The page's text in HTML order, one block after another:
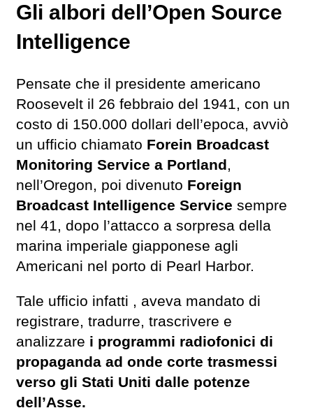
Gli albori dell’Open Source
Intelligence
Pensate che il presidente americano
Roosevelt il 26 febbraio del 1941, con un
costo di 150.000 dollari dell’epoca, avviò
un ufficio chiamato Forein Broadcast
Monitoring Service a Portland,
nell’Oregon, poi divenuto Foreign
Broadcast Intelligence Service sempre
nel 41, dopo l’attacco a sorpresa della
marina imperiale giapponese agli
Americani nel porto di Pearl Harbor.
Tale ufficio infatti , aveva mandato di
registrare, tradurre, trascrivere e
analizzare i programmi radiofonici di
propaganda ad onde corte trasmessi
verso gli Stati Uniti dalle potenze
dell’Asse.